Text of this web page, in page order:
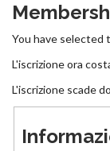
You have selected
L'iscrizione ora
L'iscrizione scade